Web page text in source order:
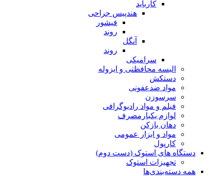
کارباید
هندپیس جراحی
فیشور
روند
آنگل
روند
سرامیکی
البسه محافظتی و ایزوله
دستکش
مواد ضدعفونی
سرسوزن
فیلم و مواد رادیوگرافی
لوازم یکبارمصرف
دهان بازکن
مواد و ابزار عمومی
کارپول
دستگاه های استوک (دست دوم)
تجهیزات استوک
همه دسته‌بندی‌ها